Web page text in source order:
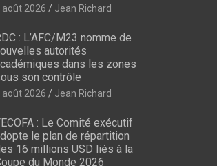
août 2026 Jean Richard
: L’AFC/M23 nomme de
autorités
dans les zones
son contrôle
août 2026 Jean Richard
: Le Comité exécutif
le plan de répartition
16 millions USD liés à la
du Monde 2026